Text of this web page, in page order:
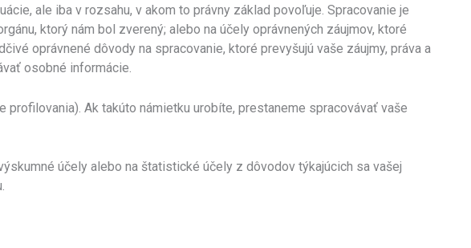
ale iba v rozsahu, v akom to právny základ povoľuje. Spracovanie je
ktorý nám bol zverený; alebo na účely oprávnených záujmov, ktoré
oprávnené dôvody na spracovanie, ktoré prevyšujú vaše záujmy, práva a
osobné informácie.
Ak takúto námietku urobíte, prestaneme spracovávať vaše
účely alebo na štatistické účely z dôvodov týkajúcich sa vašej